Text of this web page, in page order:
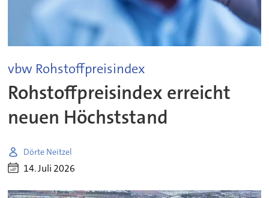
vbw Rohstoffpreisindex
Rohstoffpreisindex erreicht
neuen Höchststand
Dörte Neitzel
14. Juli 2026